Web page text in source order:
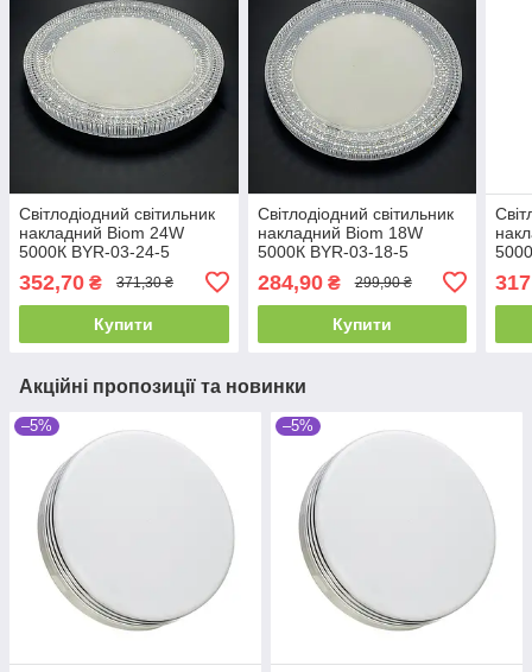
Світлодіодний світильник
накладний Biom 24W
5000К BYR-03-24-5
352,70 ₴ 371,30 ₴
Купити
Світлодіодний світильник
накладний Biom 18W
5000К BYR-03-18-5
284,90₴ 299,90 ₴
Купити
Акційні пропозиції та новинки
–5% –5%